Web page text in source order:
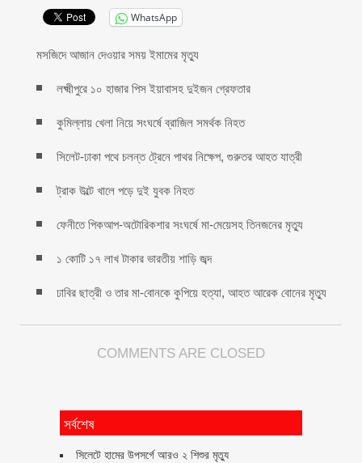
WhatsApp
মসজিদে আজান দেওয়ার সময় ইমামের মৃত্যু
লক্ষ্মীপুরে ১০ হাজার পিস ইয়াবাসহ দুইজন গ্রেফতার
কুমিল্লায় খেলা নিয়ে সংঘর্ষে ব্রাজিল সমর্থক নিহত
সিলেট-ঢাকা পথে চলন্ত ট্রেনে পাথর নিক্ষেপ, গুরুতর আহত যাত্রী
ট্রাক উল্টে খালে পড়ে দুই যুবক নিহত
ফেনীতে পিকআপ-অটোরিকশার সংঘর্ষে মা-মেয়েসহ তিনজনের মৃত্যু
১ কোটি ১৭ লাখ টাকার ভারতীয় শাড়ি জব্দ
ঢাবির ছাত্রী ও তার মা-বোনকে কুপিয়ে হত্যা, আহত আরেক বোনের মৃত্যু
COMMENTS ARE CLOSED
সর্বশেষ
সিলেটে হামের উপসর্গে আরও ২ শিশুর মৃত্যু